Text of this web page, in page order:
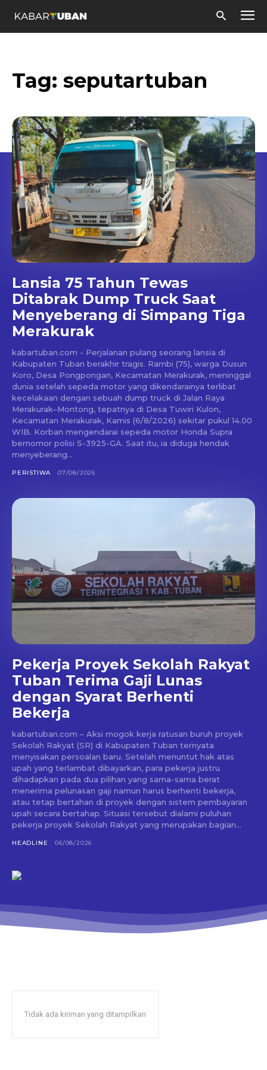
Tag: seputartuban
Lansia 75 Tahun Tewas
Ditabrak Dump Truck Saat
Menyeberang di Simpang Tiga
Merakurak
kabartuban.com - Perjalanan pulang seorang lansia di
Kabupaten Tuban berakhir tragis. Rambi (75), warga Dusun
Koro, Desa Pongpongan, Kecamatan Merakurak, meninggal
dunia setelah sepeda motor yang dikendarainya terlibat
kecelakaan dengan sebuah dump truck di Jalan Raya
Merakurak–Montong, tepatnya di Desa Tuwiri Kulon,
Kecamatan Merakurak, Kamis (6/8/2026) sekitar pukul 14.00
WIB. Korban mengendarai sepeda motor Honda Supra
bernomor polisi S-3925-GA. Saat itu, ia diduga hendak
menyeberang...
PERISTIWA 07/08/2026
Pekerja Proyek Sekolah Rakyat
Tuban Terima Gaji Lunas
dengan Syarat Berhenti
Bekerja
kabartuban.com – Aksi mogok kerja ratusan buruh proyek
Sekolah Rakyat (SR) di Kabupaten Tuban ternyata
menyisakan persoalan baru. Setelah menuntut hak atas
upah yang terlambat dibayarkan, para pekerja justru
dihadapkan pada dua pilihan yang sama-sama berat
menerima pelunasan gaji namun harus berhenti bekerja,
atau tetap bertahan di proyek dengan sistem pembayaran
upah secara bertahap. Situasi tersebut dialami puluhan
pekerja proyek Sekolah Rakyat yang merupakan bagian...
HEADLINE 06/08/2026
Tidak ada kiriman yang ditampilkan